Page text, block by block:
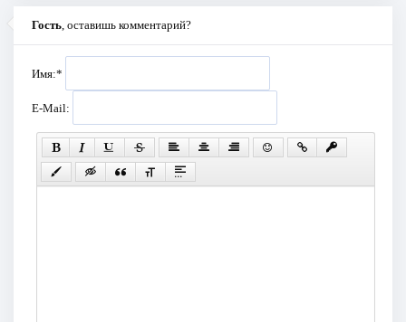
Гость , оставишь комментарий?
Имя:*
E-Mail: